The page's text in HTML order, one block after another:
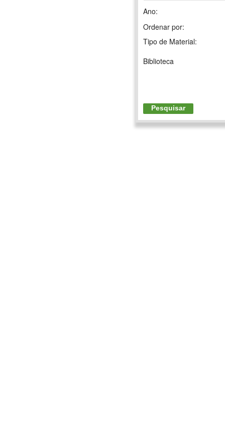
Ano:
Ordenar por:
Tipo de Material:
Biblioteca
Pesquisar